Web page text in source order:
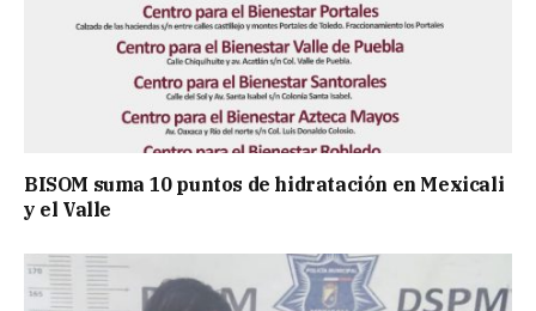
BISOM suma 10 puntos de hidratación en Mexicali
y el Valle